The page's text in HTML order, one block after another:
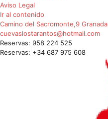
Aviso Legal
Ir al contenido
Camino del Sacromonte,9 Granada
cuevaslostarantos@hotmail.com
Reservas: 958 224 525
Reservas: +34 687 975 608